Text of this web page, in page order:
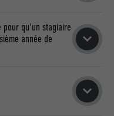
« payer dans 30
PREFA n'est pas
qu'un stagiaire
année de
stage.